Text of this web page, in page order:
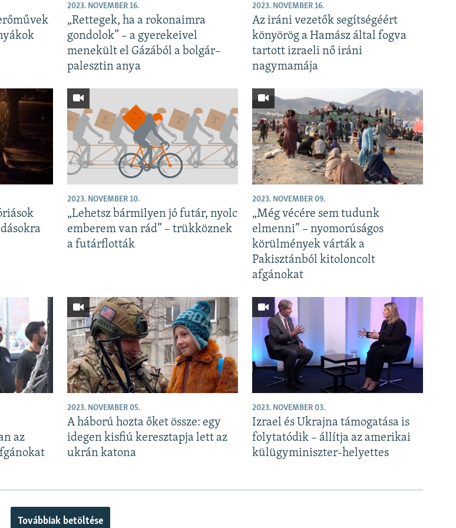
2023. NOVEMBER 16.
„Rettegek, ha a rokonaimra
gondolok” – a gyerekeivel
menekült el Gázából a bolgár–
palesztin anya
2023. NOVEMBER 16.
Az iráni vezetők segítségéért
könyörög a Hamász által fogva
tartott izraeli nő iráni
nagymamája
2023. NOVEMBER 10.
„Lehetsz bármilyen jó futár, nyolc
emberem van rád” – trükköznek
a futárflották
2023. NOVEMBER 09.
„Még vécére sem tudunk
elmenni” – nyomorúságos
körülmények várták a
Pakisztánból kitoloncolt
afgánokat
az
2023. NOVEMBER 05.
A háború hozta őket össze: egy
idegen kisfiú keresztapja lett az
ukrán katona
2023. NOVEMBER 03.
Izrael és Ukrajna támogatása is
folytatódik – állítja az amerikai
külügyminiszter-helyettes
Továbbiak betöltése